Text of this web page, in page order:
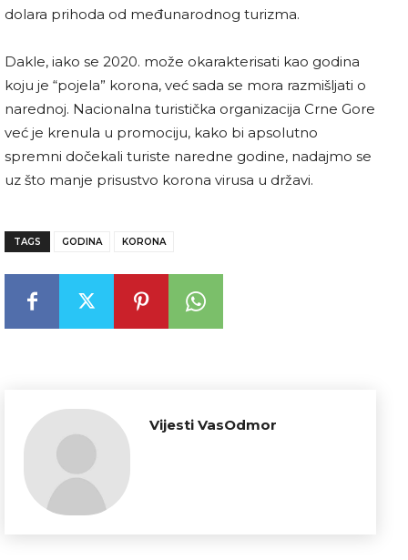
dolara prihoda od međunarodnog turizma.
Dakle, iako se 2020. može okarakterisati kao godina
koju je “pojela” korona, već sada se mora razmišljati o
narednoj. Nacionalna turistička organizacija Crne Gore
već je krenula u promociju, kako bi apsolutno
spremni dočekali turiste naredne godine, nadajmo se
uz što manje prisustvo korona virusa u državi.
TAGS GODINA KORONA
Vijesti VasOdmor